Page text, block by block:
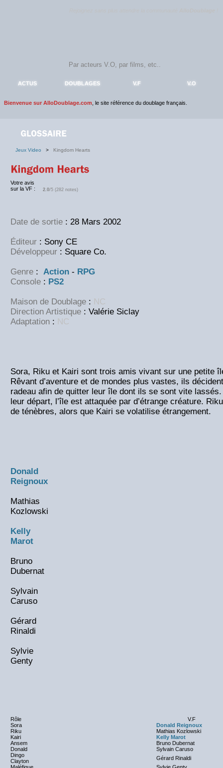
ACTUS DOUBLAGES V.F V.O
Bienvenue sur AlloDoublage.com , le site référence du doublage français.
Jeux Video > Kingdom Hearts
Votre avis
sur la VF :
2.0/5 (282 notes)
Date de sortie : 28 Mars 2002
Éditeur : Sony CE
Développeur : Square Co.
Genre : Action - RPG
Console : PS2
Maison de Doublage : NC
Direction Artistique : Valérie Siclay
Adaptation : NC
Sora, Riku et Kairi sont trois amis vivant sur une petite
Rêvant d’aventure et de mondes plus vastes, ils
radeau afin de quitter leur île dont ils se sont vite
leur départ, l’île est attaquée par d’étrange créature.
de ténèbres, alors que Kairi se volatilise étrangement.
Donald
Reignoux
Mathias
Kozlowski
Kelly
Marot
Bruno
Dubernat
Sylvain
Caruso
Gérard
Rinaldi
Sylvie
Genty
Rôle
V.F
Sora
Donald Reignoux
Riku
Mathias Kozlowski
Kairi
Kelly Marot
Ansem
Bruno Dubernat
Donald
Sylvain Caruso
Dingo
Gérard Rinaldi
Clayton